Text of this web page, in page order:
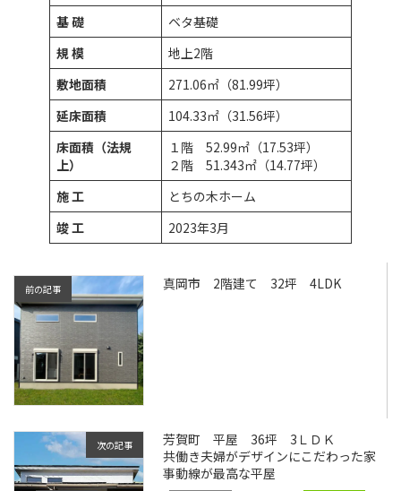
基 礎
ベタ基礎
規 模
地上2階
敷地面積
271.06㎡（81.99坪）
延床面積
104.33㎡（31.56坪）
床面積（法規
上）
１階 52.99㎡（17.53坪）
２階 51.343㎡（14.77坪）
施 工
とちの木ホーム
竣 工
2023年3月
前の記事 真岡市 2階建て 32坪 4LDK
次の記事
芳賀町 平屋 36坪 3ＬＤＫ
共働き夫婦がデザインにこだわった家
事動線が最高な平屋